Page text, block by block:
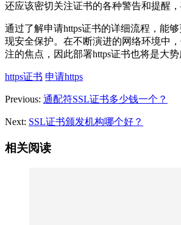
还应该密切关注证书的各种警告和提醒
通过了解申请https证书的详细流程，能
现安全保护。在不断演进的网络环境中
注的焦点，因此部署https证书也将是大势
https证书 申请https
Previous: 通配符SSL证书多少钱一个？
Next: SSL证书颁发机构哪个好？
相关阅读